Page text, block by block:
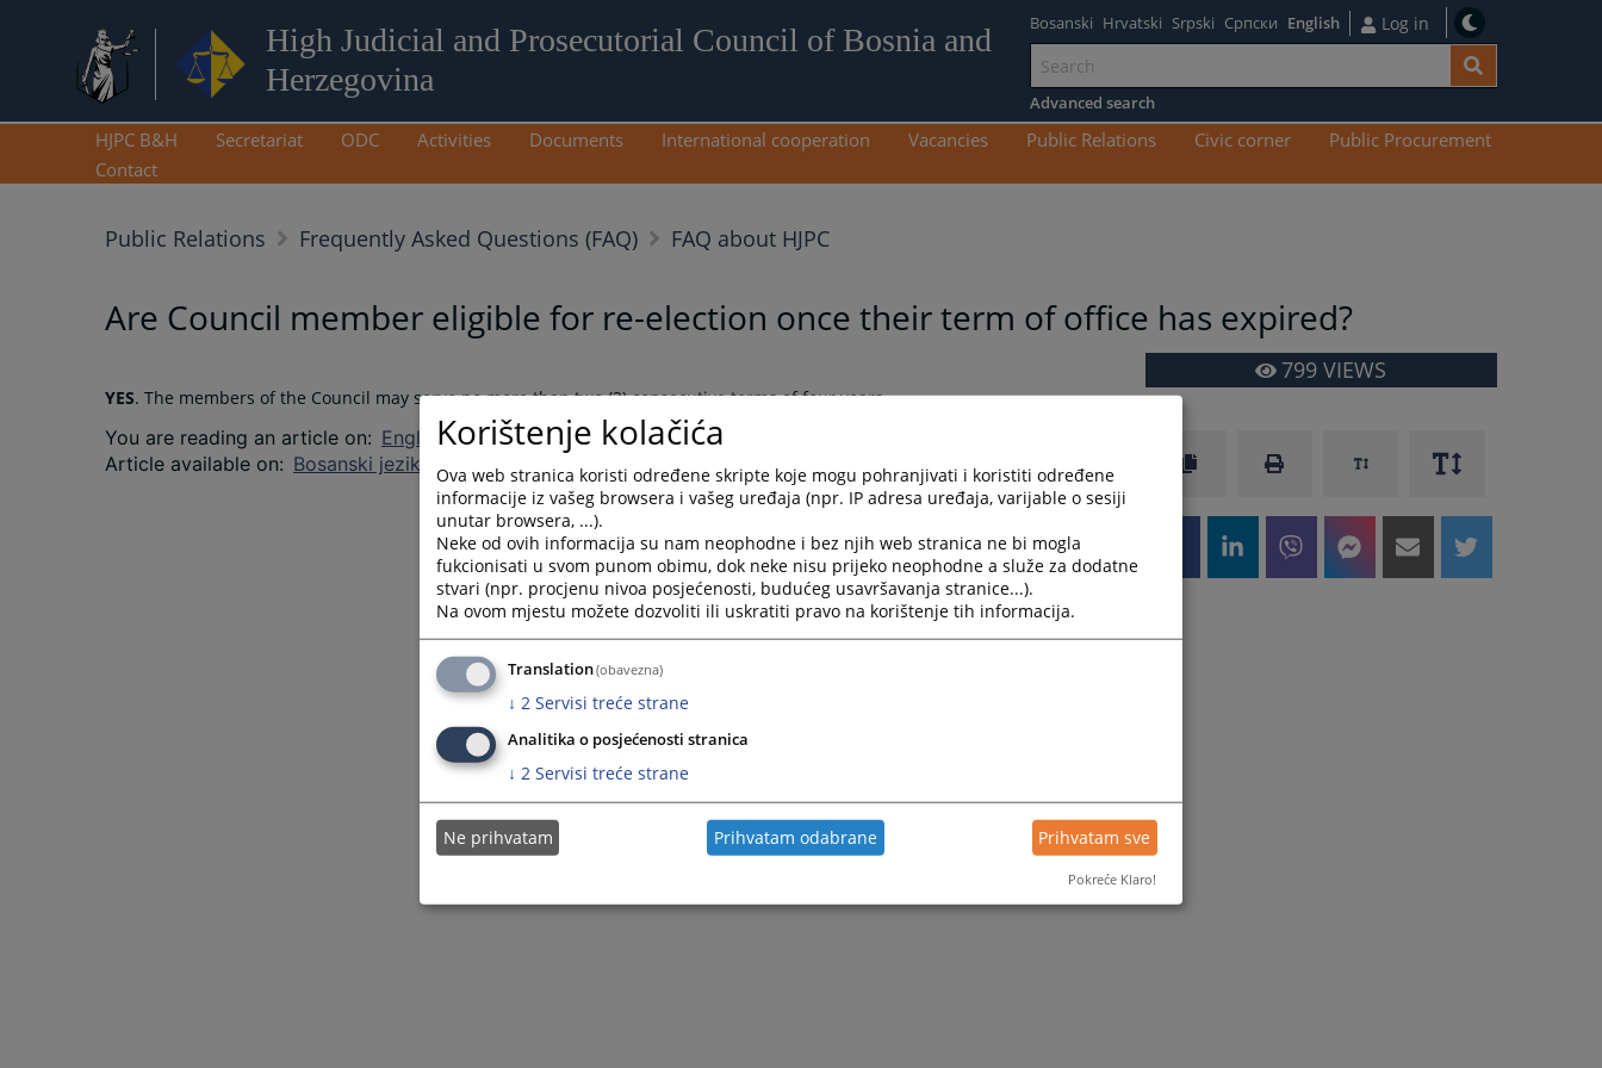
High Judicial and Prosecutorial Council of Bosnia and
Herzegovina
Go
to
main
Bosanski Hrvatski Srpski Српски English Log in
Advanced search
HJPC B&H Secretariat ODC Activities Documents International cooperation Vacancies Public Relations Civic corner
Public Procurement
Contact
Public Relations Frequently Asked Questions (FAQ) FAQ about HJPC
Are Council member eligible for re-election once their term of office has expired?
YES. The members of the Council may serve no more than two (2) consecutive terms of four years.
You are reading an article on: English language
Article available on: Bosanski jezik Hrvatski jezik Srpski jezik Српски језик
799 VIEWS
Korištenje kolačića
Ova web stranica koristi određene skripte koje mogu pohranjivati i koristiti određene
informacije iz vašeg browsera i vašeg uređaja (npr. IP adresa uređaja, varijable o sesiji
unutar browsera, ...).
Neke od ovih informacija su nam neophodne i bez njih web stranica ne bi mogla
fukcionisati u svom punom obimu, dok neke nisu prijeko neophodne a služe za dodatne
stvari (npr. procjenu nivoa posjećenosti, budućeg usavršavanja stranice...).
Na ovom mjestu možete dozvoliti ili uskratiti pravo na korištenje tih informacija.
Translation(obavezna)
↓ 2 Servisi treće strane
Analitika o posjećenosti stranica
↓ 2 Servisi treće strane
Ne prihvatam Prihvatam odabrane Prihvatam sve
Pokreće Klaro!